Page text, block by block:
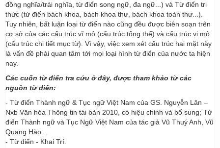
đồng nghĩa/trái nghĩa, từ điển song ngữ, đa ngữ...) và Từ điển tri
thức (từ điển bách khoa, bách khoa thư, bách khoa toàn thư...).
Tuy nhiên, bất luận loại từ điển nào cũng đều được biên soạn trên
cơ sở của các cấu trúc vĩ mô (cấu trúc tổng thể) và cấu trúc vi mô
(cấu trúc chi tiết mục từ). Vì vậy, việc xem xét cấu trúc hai mặt này
là vấn đề phải quan tâm tới mọi loại hình từ điển của nước ta hiện
nay.
Các cuốn từ điển tra cứu ở đây, được tham khảo từ các
nguồn từ điển:
- Từ điển Thành ngữ & Tục ngữ Việt Nam của GS. Nguyễn Lân –
Nxb Văn hóa Thông tin tái bản 2010, có hiệu chỉnh và bổ sung; Từ
điển Thành ngữ và Tục Ngữ Việt Nam của tác giả Vũ Thuý Anh, Vũ
Quang Hào…
- Từ điển - Khai Trí.